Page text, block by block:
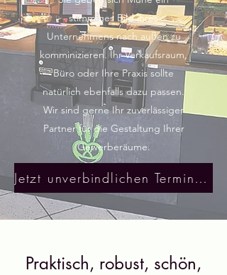
stimmiges Bild ihres
Unternehmens nach außen zu
komminizieren. Ihr Verkaufsraum,
Büro oder Ihre Praxis sollte
natürlich ebenfalls dazu passen.
Wir sind gerne Ihr zuverlässiger
Partner für die Gestaltung Ihrer
Gewerberäume.
Jetzt unverbindlichen Termin vereinbaren!
Praktisch, robust, schön,